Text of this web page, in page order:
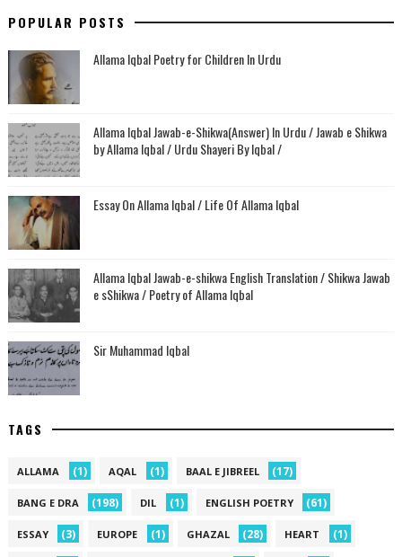
POPULAR POSTS
Allama Iqbal Poetry for Children In Urdu
Allama Iqbal Jawab-e-Shikwa(Answer) In Urdu / Jawab e Shikwa
by Allama Iqbal / Urdu Shayeri By Iqbal /
Essay On Allama Iqbal / Life Of Allama Iqbal
Allama Iqbal Jawab-e-shikwa English Translation / Shikwa Jawab
e sShikwa / Poetry of Allama Iqbal
Sir Muhammad Iqbal
TAGS
ALLAMA (1) AQAL (1) BAAL E JIBREEL (17)
BANG E DRA (198) DIL (1) ENGLISH POETRY (61)
ESSAY (3) EUROPE (1) GHAZAL (28) HEART (1)